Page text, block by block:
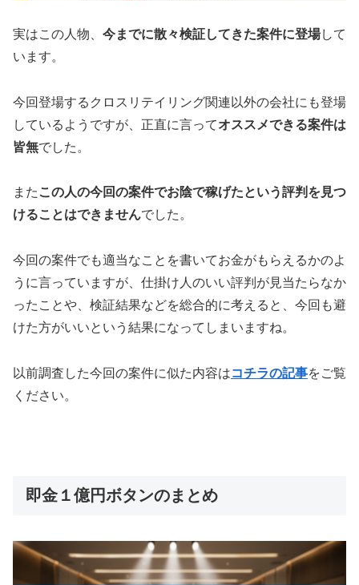
実はこの人物、 今までに散々検証してきた案件に登場して
います。
今回登場するクロスリテイリング関連以外の会社にも登場
しているようですが、正直に言ってオススメできる案件は
皆無でした。
また この人の今回の案件でお陰で稼げたという評判を見つ
けることはできませんでした。
今回の案件でも適当なことを書いてお金がもらえるかのよ
うに言っていますが、仕掛け人のいい評判が見当たらなか
ったことや、検証結果などを総合的に考えると、今回も避
けた方がいいという結果になってしまいますね。
以前調査した今回の案件に似た内容はコチラの記事をご覧
ください。
即金１億円ボタンのまとめ